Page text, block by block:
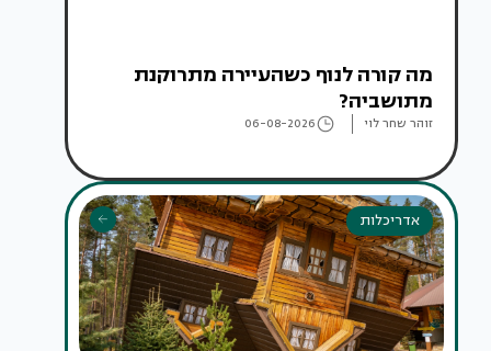
מה קורה לנוף כשהעיירה מתרוקנת
מתושביה?
זוהר שחר לוי 06-08-2026
אדריכלות